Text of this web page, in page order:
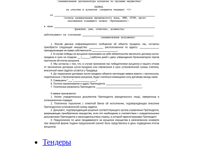
капитальному
ремонту:
анализ
и
ключевые
этапы
участия
Тендеры